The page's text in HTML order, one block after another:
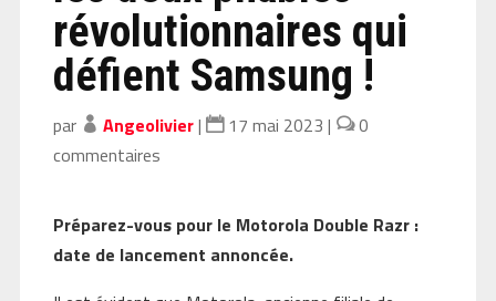
révolutionnaires qui
défient Samsung !
par Angeolivier| 17 mai 2023 |
0
commentaires
Préparez-vous pour le Motorola Double Razr :
date de lancement annoncée.